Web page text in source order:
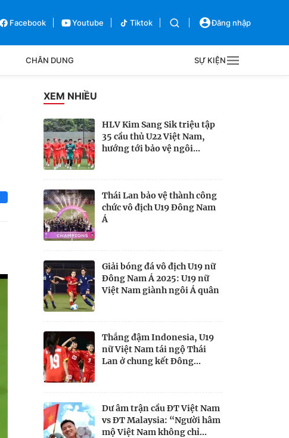
Facebook Youtube Tiktok Đăng nhập
CHÂN DUNG SỰ KIỆN
Bên lề
XEM NHIỀU
HLV Kim Sang Sik triệu tập
35 cầu thủ U22 Việt Nam,
hướng tới bảo vệ ngôi...
Thái Lan bảo vệ thành công
chức vô địch U19 Đông Nam
Á
Giải bóng đá vô địch U19 nữ
Đông Nam Á 2025: U19 nữ
Việt Nam giành ngôi Á quân
Thắng đậm Indonesia, U19
nữ Việt Nam tái ngộ Thái
Lan ở chung kết Đông...
Dư âm trận cầu ĐT Việt Nam
vs ĐT Malaysia: “Người hâm
mộ Việt Nam không chỉ...